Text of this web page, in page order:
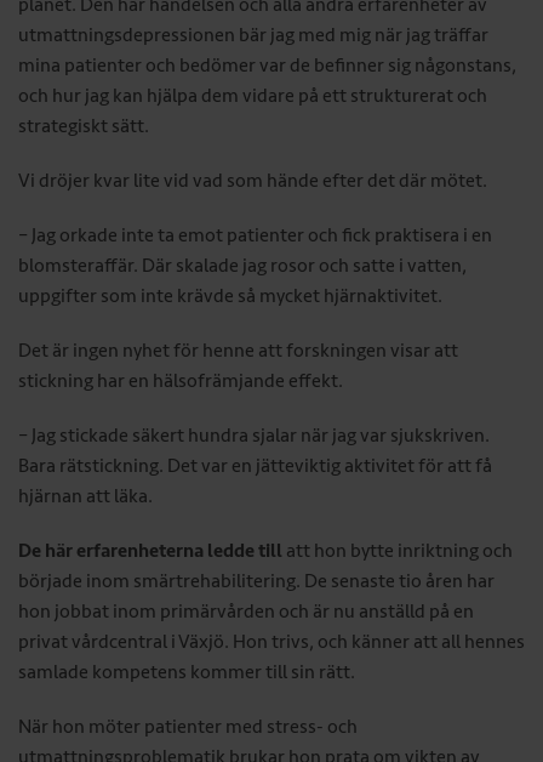
utmattningsdepressionen bär jag med mig när jag träffar
mina patienter och bedömer var de befinner sig någonstans,
och hur jag kan hjälpa dem vidare på ett strukturerat och
strategiskt sätt.
Vi dröjer kvar lite vid vad som hände efter det där mötet.
– Jag orkade inte ta emot patienter och fick praktisera i en
blomsteraffär. Där skalade jag rosor och satte i vatten,
uppgifter som inte krävde så mycket hjärnaktivitet.
Det är ingen nyhet för henne att forskningen visar att
stickning har en hälsofrämjande effekt.
– Jag stickade säkert hundra sjalar när jag var sjukskriven.
Bara rätstickning. Det var en jätteviktig aktivitet för att få
hjärnan att läka.
De här erfarenheterna ledde till att hon bytte inriktning och
började inom smärtrehabilitering. De senaste tio åren har
hon jobbat inom primärvården och är nu anställd på en
privat vårdcentral i Växjö. Hon trivs, och känner att all hennes
samlade kompetens kommer till sin rätt.
När hon möter patienter med stress- och
utmattningsproblematik brukar hon prata om vikten av